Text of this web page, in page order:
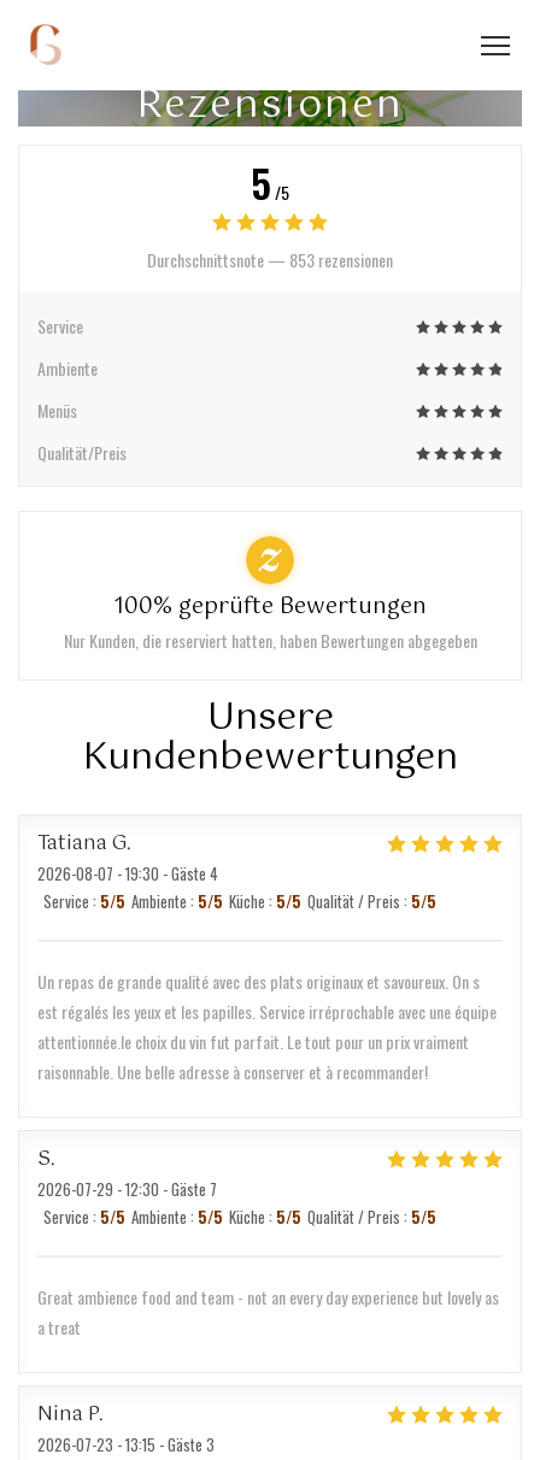
Rezensionen
Unsere
Kundenbewertungen
TatianaG
2026-08-07 - 19:30 - Gäste 4
Service : 5/5 Ambiente : 5/5 Küche : 5/5 Qualität / Preis : 5/5
Un repas de grande qualité avec des plats originaux et savoureux. On s
est régalés les yeux et les papilles. Service irréprochable avec une équipe
attentionnée.le choix du vin fut parfait. Le tout pour un prix vraiment
raisonnable. Une belle adresse à conserver et à recommander!
S
2026-07-29 - 12:30 - Gäste 7
Service : 5/5 Ambiente : 5/5 Küche : 5/5 Qualität / Preis : 5/5
Great ambience food and team - not an every day experience but lovely as
a treat
Nina P
2026-07-23 - 13:15 - Gäste 3
5/5
Durchschnittsnote — 853 rezensionen
Service
Ambiente
Menüs
Qualität/Preis
100% geprüfte Bewertungen
Nur Kunden, die reserviert hatten, haben Bewertungen abgegeben